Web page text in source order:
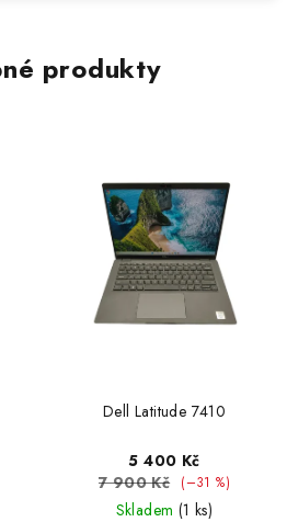
produkty
Dell Latitude 7410
5 400 Kč
7 900 Kč
(–31 %)
Skladem (1 ks)